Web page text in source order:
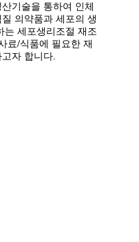
기술을 통하여 인체
의약품과 세포의 생
는 세포생리조절 재조
료/식품에 필요한 재
자 합니다.